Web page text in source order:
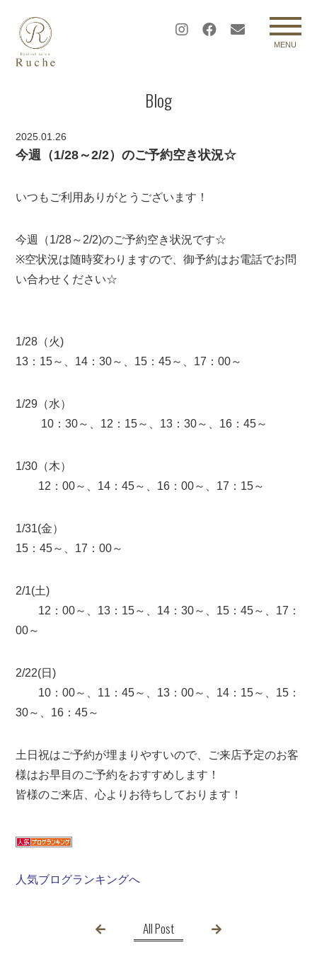
MENU
Blog
2025.01.26
今週（1/28～2/2）のご予約空き状況☆
いつもご利用ありがとうございます！
今週（1/28～2/2)のご予約空き状況です☆
※空状況は随時変わりますので、御予約はお電話でお問
い合わせください☆
1/28（火)
13：15～、14：30～、15：45～、17：00～
1/29（水）
10：30～、12：15～、13：30～、16：45～
1/30（木）
12：00～、14：45～、16：00～、17：15～
1/31(金）
15：45～、17：00～
2/1(土)
12：00～、13：15～、14：30～、15：45～、17：
00～
2/22(日)
10：00～、11：45～、13：00～、14：15～、15：
30～、16：45～
土日祝はご予約が埋まりやすいので、ご来店予定のお客
様はお早目のご予約をおすすめします！
皆様のご来店、心よりお待ちしております！
人気ブログランキングへ
All Post